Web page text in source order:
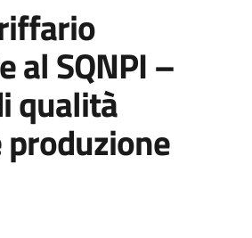
al SQNPI –
qualità